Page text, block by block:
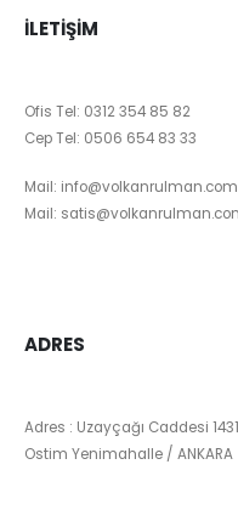
İLETIŞIM
Ofis Tel: 0312 354 85 82
Cep Tel: 0506 654 83 33
Mail: info@volkanrulman.com
Mail:
ADRES
Adres : Uzayçağı Caddesi
Ostim Yenimahalle / ANKARA